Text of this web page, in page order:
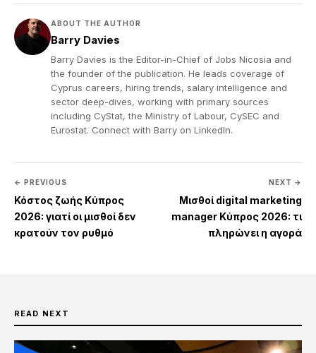
ABOUT THE AUTHOR
Barry Davies
Barry Davies is the Editor-in-Chief of Jobs Nicosia and
the founder of the publication. He leads coverage of
Cyprus careers, hiring trends, salary intelligence and
sector deep-dives, working with primary sources
including CyStat, the Ministry of Labour, CySEC and
Eurostat. Connect with Barry on LinkedIn.
← PREVIOUS
Κόστος ζωής Κύπρος
2026: γιατί οι μισθοί δεν
κρατούν τον ρυθμό
NEXT →
Μισθοί digital marketing
manager Κύπρος 2026: τι
πληρώνει η αγορά
READ NEXT